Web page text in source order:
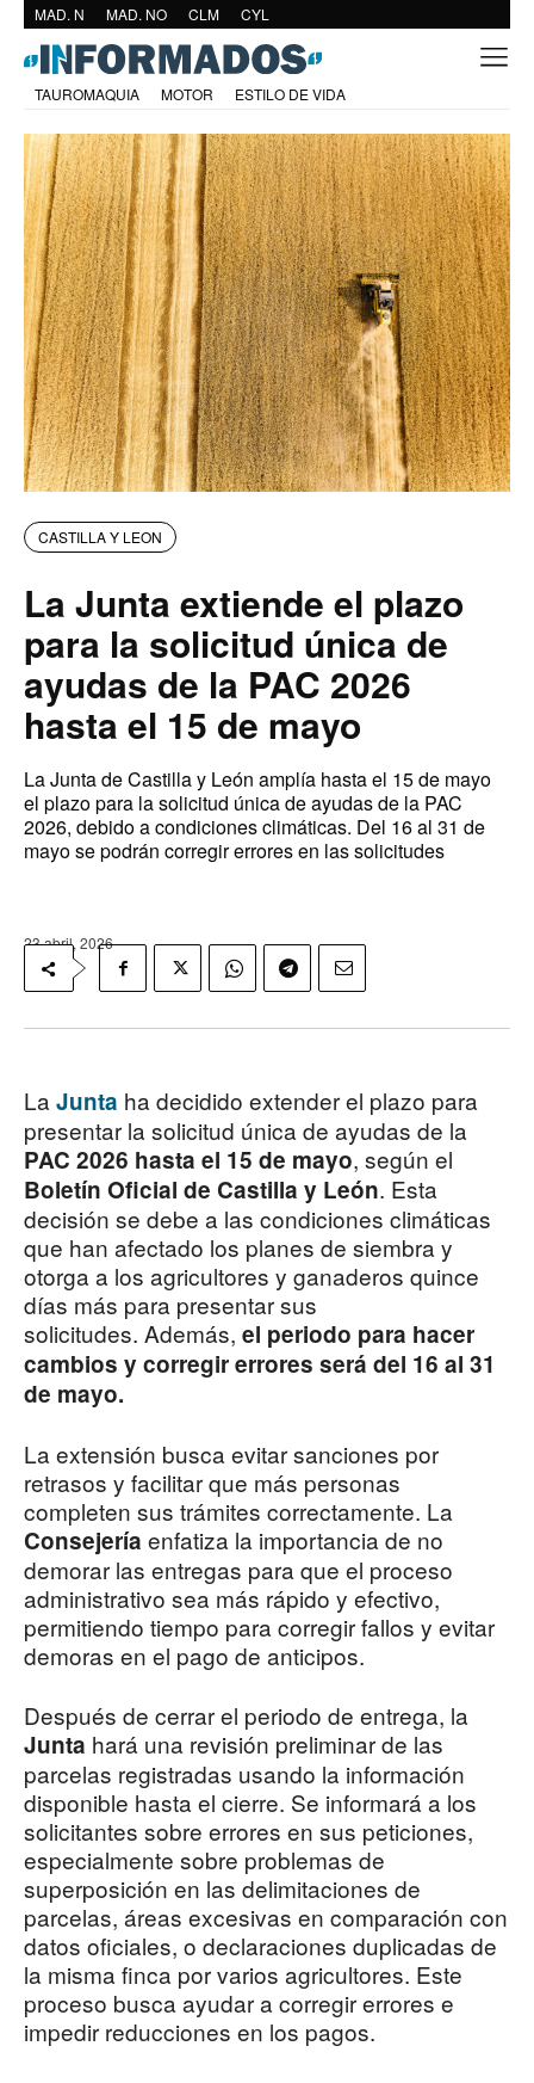
MAD. N MAD. NO CLM CYL
TAUROMAQUIA MOTOR ESTILO DE VIDA
CASTILLA Y LEON
La Junta extiende el plazo
para la solicitud única de
ayudas de la PAC 2026
hasta el 15 de mayo
La Junta de Castilla y León amplía hasta el 15 de mayo
el plazo para la solicitud única de ayudas de la PAC
2026, debido a condiciones climáticas. Del 16 al 31 de
mayo se podrán corregir errores en las solicitudes
23 abril, 2026
La Junta ha decidido extender el plazo para
presentar la solicitud única de ayudas de la
PAC 2026 hasta el 15 de mayo, según el
Boletín Oficial de Castilla y León. Esta
decisión se debe a las condiciones climáticas
que han afectado los planes de siembra y
otorga a los agricultores y ganaderos quince
días más para presentar sus
solicitudes. Además, el periodo para hacer
cambios y corregir errores será del 16 al 31
de mayo.
La extensión busca evitar sanciones por
retrasos y facilitar que más personas
completen sus trámites correctamente. La
Consejería enfatiza la importancia de no
demorar las entregas para que el proceso
administrativo sea más rápido y efectivo,
permitiendo tiempo para corregir fallos y evitar
demoras en el pago de anticipos.
Después de cerrar el periodo de entrega, la
Junta hará una revisión preliminar de las
parcelas registradas usando la información
disponible hasta el cierre. Se informará a los
solicitantes sobre errores en sus peticiones,
especialmente sobre problemas de
superposición en las delimitaciones de
parcelas, áreas excesivas en comparación con
datos oficiales, o declaraciones duplicadas de
la misma finca por varios agricultores. Este
proceso busca ayudar a corregir errores e
impedir reducciones en los pagos.